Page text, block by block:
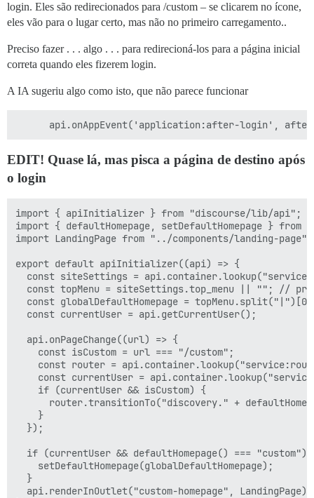
login. Eles são redirecionados para /custom – se clicarem no ícone,
eles vão para o lugar certo, mas não no primeiro carregamento..
Preciso fazer . . . algo . . . para redirecioná-los para a página inicial
correta quando eles fizerem login.
A IA sugeriu algo como isto, que não parece funcionar
EDIT! Quase lá, mas pisca a página de destino após
o login
import { apiInitializer } from "discourse/lib/api";
import { defaultHomepage, setDefaultHomepage }
import LandingPage from "../components/landing-page";
export default apiInitializer((api) => {
const siteSettings =
const topMenu = siteSettings.top_menu || ""; //
const globalDefaultHomepage =
  const currentUser = api.getCurrentUser();
  api.onPageChange((url) => {
    const isCustom = url === "/custom";
const router =
const currentUser =
    if (currentUser && isCustom) {
router.transitionTo("discovery." +
    }
  });
if (currentUser && defaultHomepage() === "custom")
    setDefaultHomepage(globalDefaultHomepage);
  }
  api.renderInOutlet("custom-homepage", LandingPage);